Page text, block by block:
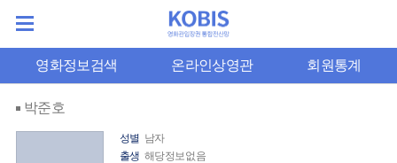
영화정보검색 온라인상영관 회원통계
박준호
성별 남자
출생 해당정보없음